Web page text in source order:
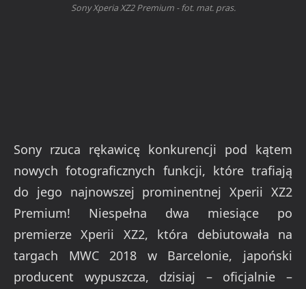
Sony Xperia XZ2 Premium - fot. mat. pras.
Sony rzuca rękawicę konkurencji pod kątem
nowych fotograficznych funkcji, które trafiają
do jego najnowszej prominentnej Xperii XZ2
Premium! Niespełna dwa miesiące po
premierze Xperii XZ2, która debiutowała na
targach MWC 2018 w Barcelonie, japoński
producent wypuszcza, dzisiaj – oficjalnie –